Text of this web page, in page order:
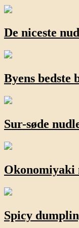
De niceste
Byens bedste
Sur-søde
Okonomiyaki
Spicy